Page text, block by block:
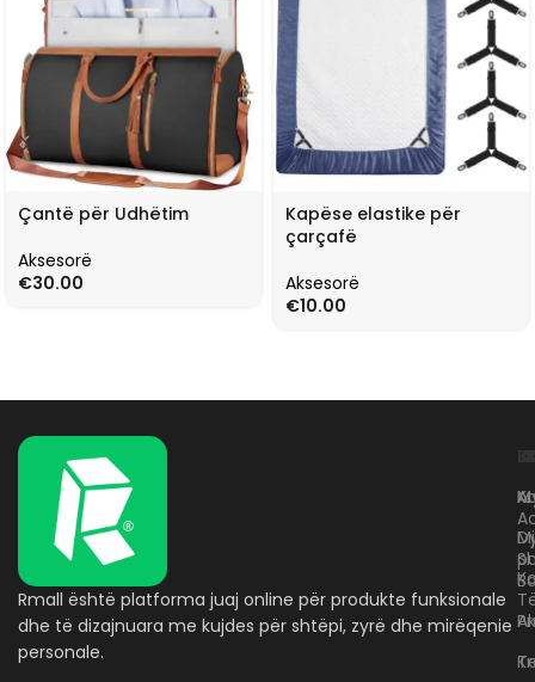
Çantë për Udhëtim
Aksesorë
€30.00
Kapëse elastike për
çarçafë
Aksesorë
€10.00
Rmall është platforma juaj online për produkte funksionale
dhe të dizajnuara me kujdes për shtëpi, zyrë dhe mirëqenie
personale.